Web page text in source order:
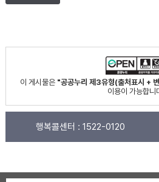
이 게시물은 "공공누리 제3유형(출처표시 +
이용이 가능합니
행복콜센터 : 1522-0120